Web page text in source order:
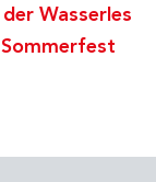
Wasserles